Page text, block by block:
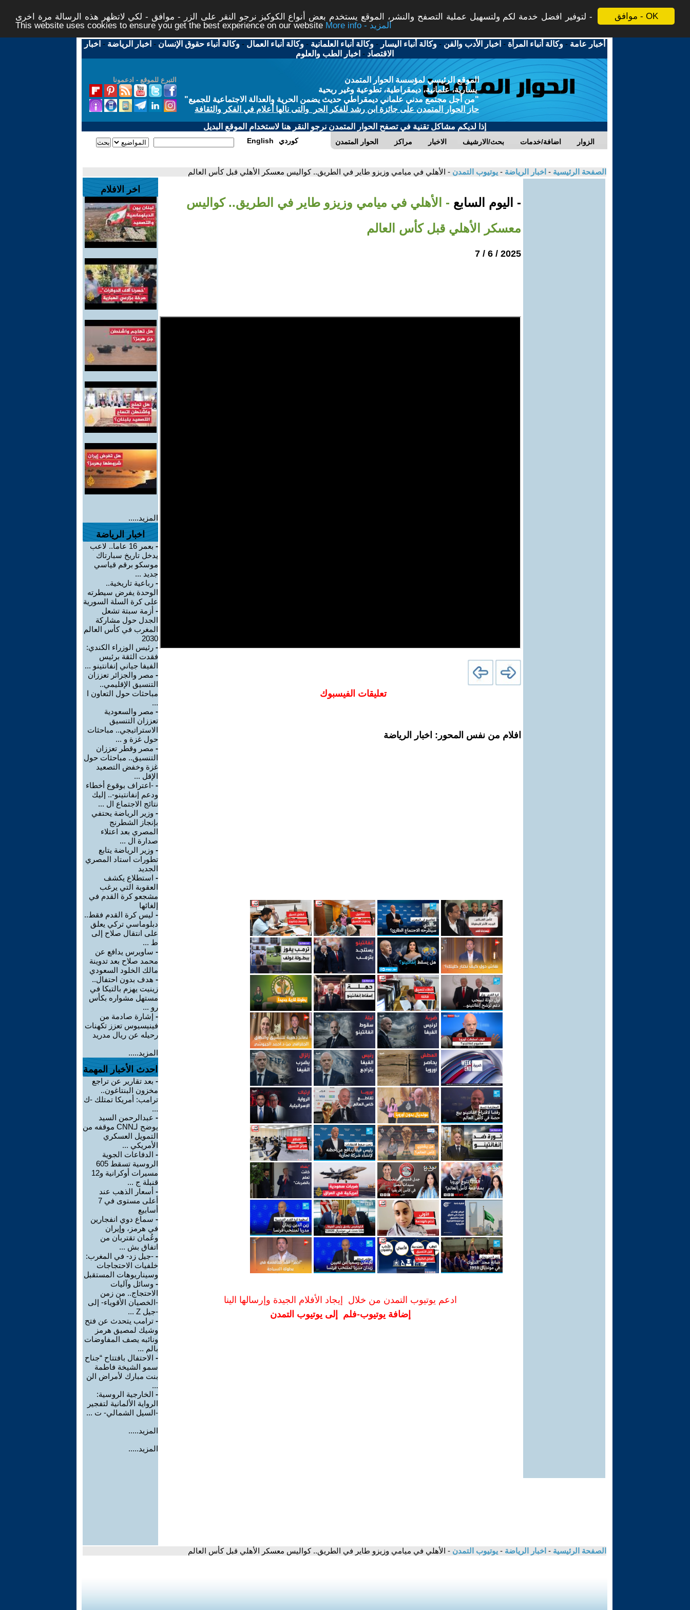
موافق - OK
لتوفير افضل خدمة لكم ولتسهيل عملية التصفح والنشر، الموقع يستخدم بعض أنواع الكوكيز نرجو النقر على الزر - موافق - لكي لاتظهر هذه الرسالة مرة اخرى -
This website uses cookies to ensure you get the best experience on our website
More info - المزيد
أخبار عامة -وكالة أنباء المرأة - اخبار الأدب والفن -وكالة أنباء اليسار -وكالة أنباء العلمانية -وكالة أنباء العمال -وكالة أنباء حقوق الإنسان - اخبار الرياضة - اخبار
الاقتصاد - اخبار الطب والعلوم
التبرع للموقع - ادعمونا
الموقع الرئيسي لمؤسسة الحوار المتمدن
يسارية، علمانية، ديمقراطية، تطوعية وغير ربحية
"من أجل مجتمع مدني علماني ديمقراطي حديث يضمن الحرية والعدالة الاجتماعية للجميع"
حاز الحوار المتمدن على جائزة ابن رشد للفكر الحر والتى نالها أعلام في الفكر والثقافة
إذا لديكم مشاكل تقنية في تصفح الحوار المتمدن نرجو النقر هنا لاستخدام الموقع البديل
الحوار المتمدن مراكز الاخبار بحث/الارشيف اضافة/خدمات الزوار English كوردي
الصفحة الرئيسية - اخبار الرياضة - يوتيوب التمدن - الأهلي في ميامي وزيزو طاير في الطريق.. كواليس معسكر الأهلي قبل كأس العالم
- اليوم السابع - الأهلي في ميامي وزيزو طاير في الطريق.. كواليس
معسكر الأهلي قبل كأس العالم
2025 / 6 / 7
تعليقات الفيسبوك
افلام من نفس المحور: اخبار الرياضة
ادعم يوتيوب التمدن من خلال إيجاد الأفلام الجيدة وإرسالها الينا
إضافة يوتيوب-فلم إلى يوتيوب التمدن
اخر الافلام
المزيد.....
اخبار الرياضة
-
بعمر 16 عاما.. لاعب
يدخل تاريخ سبارتاك
موسكو برقم قياسي
جديد ...
- رباعية تاريخية..
الوحدة يفرض سيطرته
على كرة السلة السورية
- أزمة سبتة تشعل
الجدل حول مشاركة
المغرب في كأس العالم
2030
- رئيس الوزراء الكندي:
فقدت الثقة برئيس
الفيفا جياني إنفانتينو ...
- مصر والجزائر تعززان
التنسيق الإقليمي..
مباحثات حول التعاون ا
...
- مصر والسعودية
تعززان التنسيق
الاستراتيجي.. مباحثات
حول غزة و ...
- مصر وقطر تعززان
التنسيق.. مباحثات حول
غزة وخفض التصعيد
الإقل ...
- -اعتراف بوقوع أخطاء
ودعم إنفانتينو-.. إليك
نتائج الاجتماع ال ...
- وزير الرياضة يحتفي
بإنجاز الشطرنج
المصري بعد اعتلاء
صدارة ال ...
- وزير الرياضة يتابع
تطورات استاد المصري
الجديد
- استطلاع يكشف
العقوبة التي يرغب
مشجعو كرة القدم في
إلغائها
- ليس كرة القدم فقط..
دبلوماسي تركي يعلق
على انتقال صلاح إلى
ط ...
- ساويرس يدافع عن
محمد صلاح بعد تدوينة
مالك الخلود السعودي
- هدف بدون احتفال..
زينيت يهزم بالتيكا في
مستهل مشواره بكأس
رو ...
- إشارة صادمة من
فينيسيوس تعزز تكهنات
رحيله عن ريال مدريد
المزيد.....
احدث الأخبار المهمة
- بعد تقارير عن تراجع
مخزون البنتاغون..
ترامب: أمريكا تمتلك -ك
...
- عبدالرحمن السيد
يوضح لـCNN موقفه من
التمويل العسكري
الأمريكي ...
- الدفاعات الجوية
الروسية تسقط 605
مسيرات أوكرانية و12
قنبلة ج ...
- أسعار الذهب عند
أعلى مستوى في 7
أسابيع
- سماع دوي انفجارين
في هرمز، وإيران
وعُمان تقتربان من
اتفاق بش ...
- -جيل زد- في المغرب:
خلفيات الاحتجاجات
وسيناريوهات المستقبل
- وسائل وآليات
الاحتجاج.. من زمن
-الخصيان الأقوياء- إلى
-جيل Z ...
- ترامب يتحدث عن فتح
وشيك لمصيق هرمز
ونائبه يصف المفاوضات
بالم ...
- الاحتفال بافتتاح “جناح
سمو الشيخة فاطمة
بنت مبارك لأمراض الن
...
- الخارجية الروسية:
الرواية الألمانية لتفجير
-السيل الشمالي- ت ...
المزيد.....
المزيد.....
الصفحة الرئيسية - اخبار الرياضة - يوتيوب التمدن - الأهلي في ميامي وزيزو طاير في الطريق.. كواليس معسكر الأهلي قبل كأس العالم